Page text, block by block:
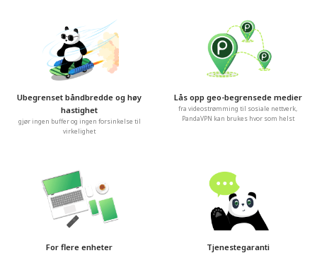
Ubegrenset båndbredde og høy
hastighet
gjør ingen buffer og ingen forsinkelse til
virkelighet
Lås opp geo-begrensede medier
fra videostrømming til sosiale nettverk,
PandaVPN kan brukes hvor som helst
For flere enheter Tjenestegaranti